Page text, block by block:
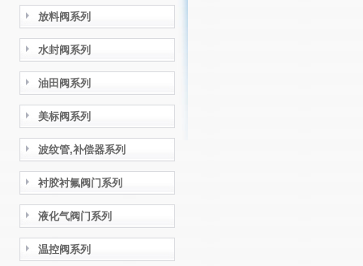
放料阀系列
水封阀系列
油田阀系列
美标阀系列
波纹管,补偿器系列
衬胶衬氟阀门系列
液化气阀门系列
温控阀系列